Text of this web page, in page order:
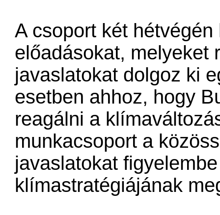
A csoport két
előadásokat, melyeket
javaslatokat dolgoz ki
esetben ahhoz, hogy
reagálni a
munkacsoport a
javaslatokat
klímastratégiájának